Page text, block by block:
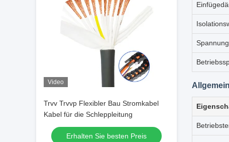
Video
Trvv Trvvp Flexibler Bau Stromkabel
Kabel für die Schleppleitung
Erhalten Sie besten Preis